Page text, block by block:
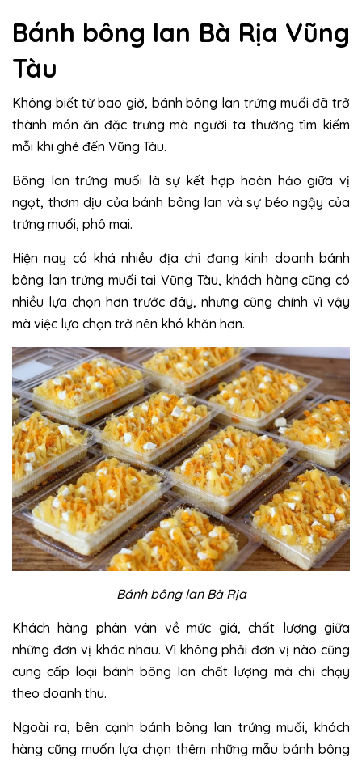
Bánh bông lan Bà Rịa Vũng
Tàu
Không biết từ bao giờ, bánh bông lan trứng muối đã trở
thành món ăn đặc trưng mà người ta thường tìm kiếm
mỗi khi ghé đến Vũng Tàu.
Bông lan trứng muối là sự kết hợp hoàn hảo giữa vị
ngọt, thơm dịu của bánh bông lan và sự béo ngậy của
trứng muối, phô mai.
Hiện nay có khá nhiều địa chỉ đang kinh doanh bánh
bông lan trứng muối tại Vũng Tàu, khách hàng cũng có
nhiều lựa chọn hơn trước đây, nhưng cũng chính vì vậy
mà việc lựa chọn trở nên khó khăn hơn.
Bánh bông lan Bà Rịa
Khách hàng phân vân về mức giá, chất lượng giữa
những đơn vị khác nhau. Vì không phải đơn vị nào cũng
cung cấp loại bánh bông lan chất lượng mà chỉ chạy
theo doanh thu.
Ngoài ra, bên cạnh bánh bông lan trứng muối, khách
hàng cũng muốn lựa chọn thêm những mẫu bánh bông